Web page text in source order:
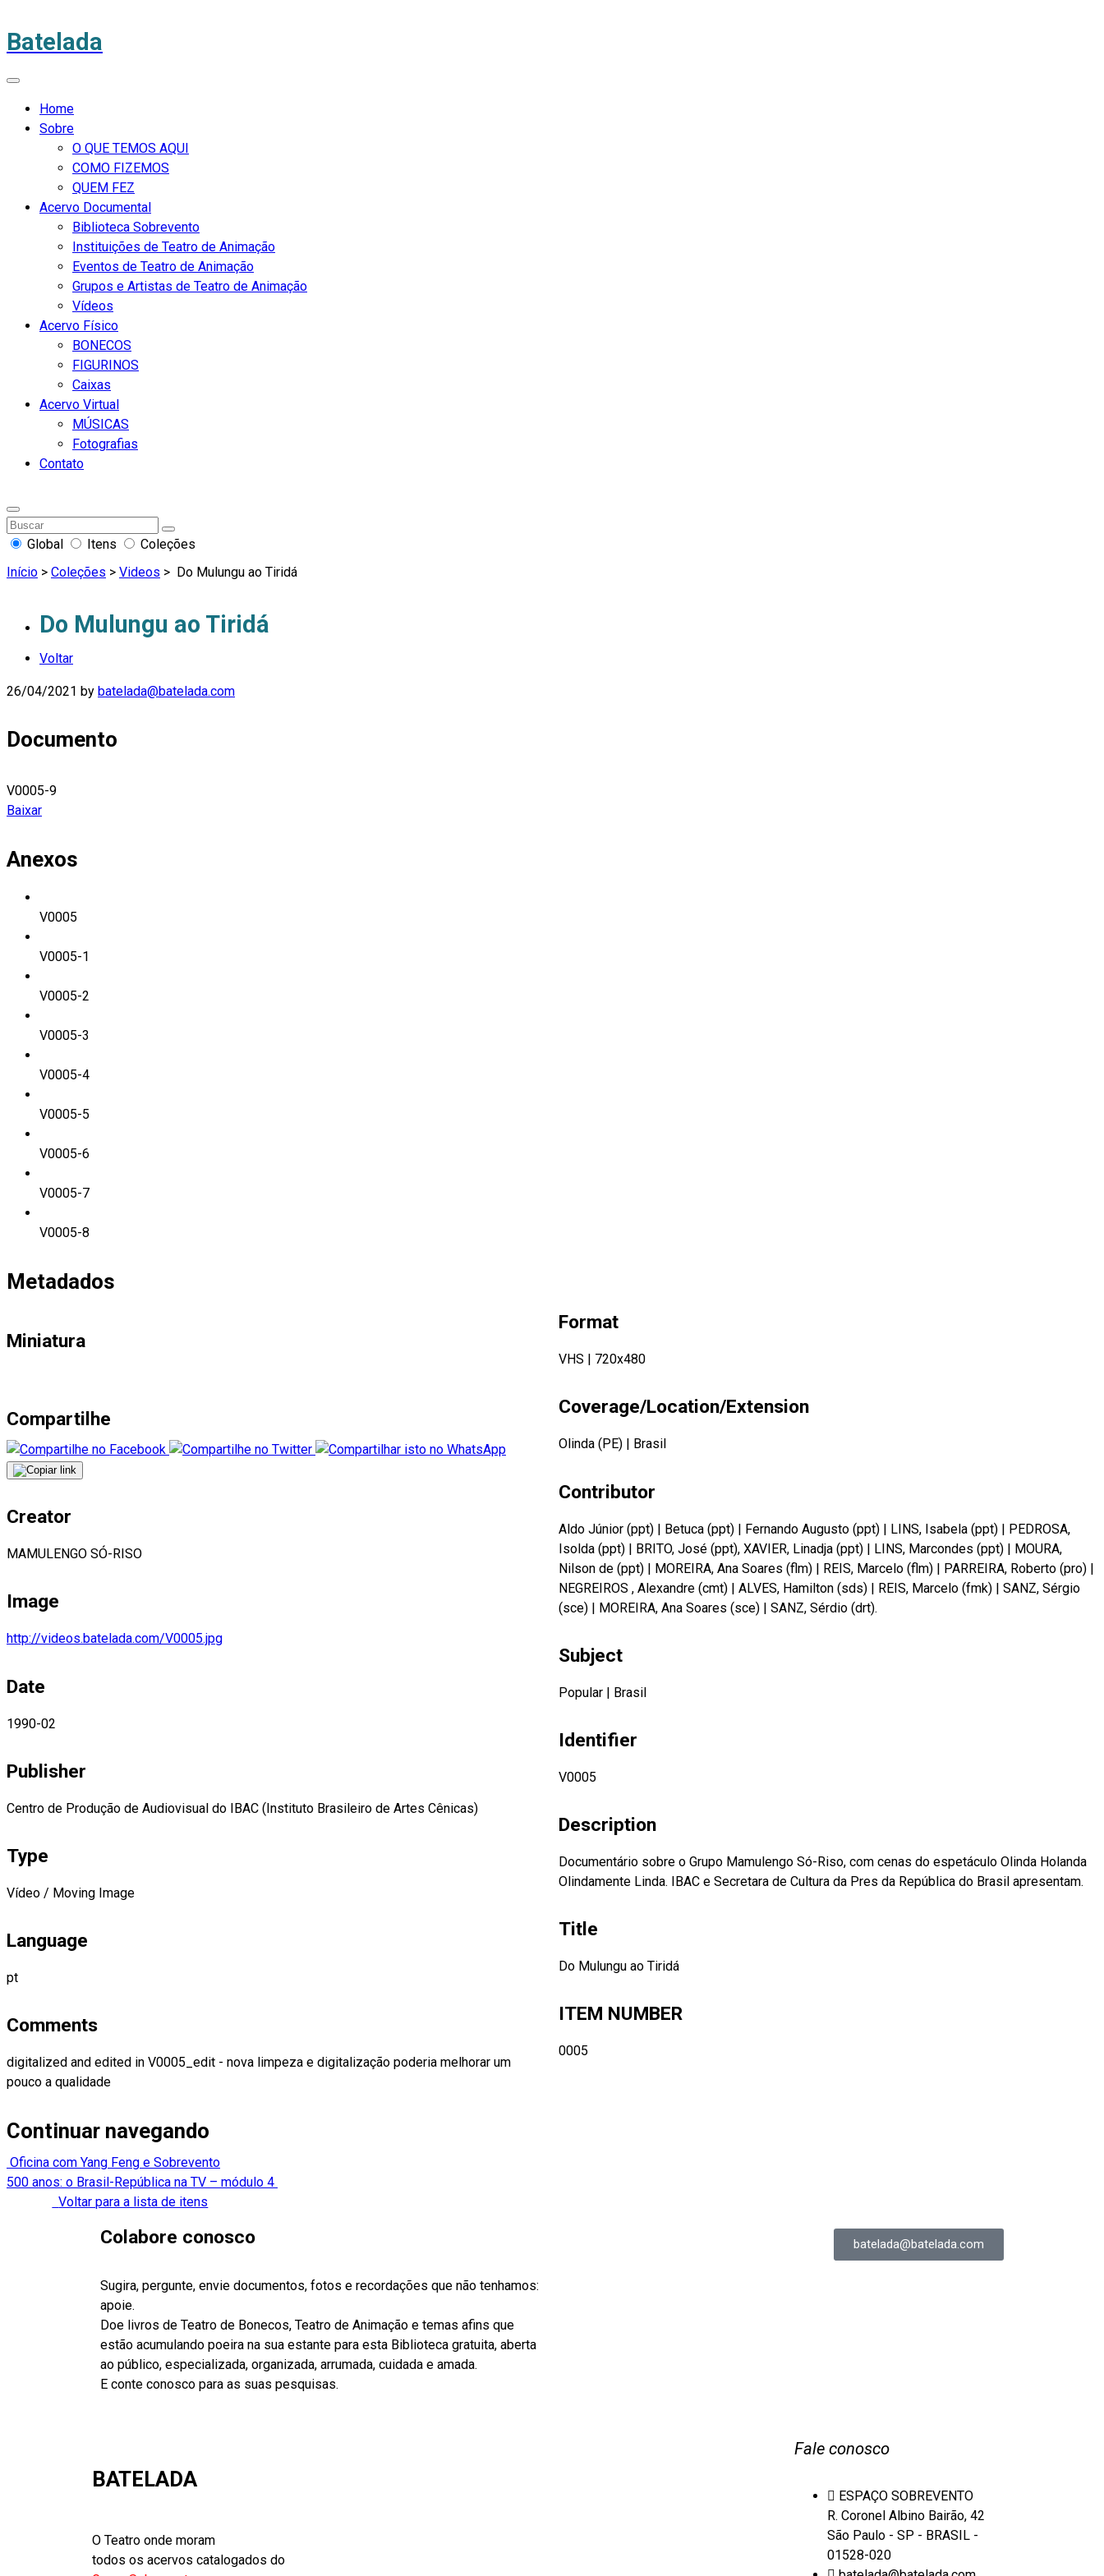
Batelada
Home
Sobre
O QUE TEMOS AQUI
COMO FIZEMOS
QUEM FEZ
Acervo Documental
Biblioteca Sobrevento
Instituições de Teatro de Animação
Eventos de Teatro de Animação
Grupos e Artistas de Teatro de Animação
Vídeos
Acervo Físico
BONECOS
FIGURINOS
Caixas
Acervo Virtual
MÚSICAS
Fotografias
Contato
Global Itens
Coleções
Início > Coleções > Videos > Do Mulungu ao Tiridá
Do Mulungu ao Tiridá
Voltar
26/04/2021 by batelada@batelada.com
Documento
V0005-9
Baixar
Anexos
V0005
V0005-1
V0005-2
V0005-3
V0005-4
V0005-5
V0005-6
V0005-7
V0005-8
Metadados
Miniatura
Compartilhe
Creator
MAMULENGO SÓ-RISO
Image
http://videos.batelada.com/V0005.jpg
Date
1990-02
Publisher
Centro de Produção de Audiovisual do IBAC (Instituto Brasileiro de Artes Cênicas)
Type
Vídeo / Moving Image
Language
pt
Comments
digitalized and edited in V0005_edit - nova limpeza e digitalização poderia melhorar um
pouco a qualidade
Format
VHS 720x480
Coverage/Location/Extension
Olinda (PE) Brasil
Contributor
Aldo Júnior (ppt) | Betuca (ppt) | Fernando Augusto (ppt) | LINS, Isabela (ppt) | PEDROSA,
Isolda (ppt) | BRITO, José (ppt), XAVIER, Linadja (ppt) | LINS, Marcondes (ppt) | MOURA,
Nilson de (ppt) | MOREIRA, Ana Soares (flm) | REIS, Marcelo (flm) | PARREIRA, Roberto (pro) |
NEGREIROS , Alexandre (cmt) | ALVES, Hamilton (sds) | REIS, Marcelo (fmk) | SANZ, Sérgio
(sce) | MOREIRA, Ana Soares (sce) | SANZ, Sérdio (drt).
Subject
Popular | Brasil
Identifier
V0005
Description
Documentário sobre o Grupo Mamulengo Só-Riso, com cenas do espetáculo Olinda Holanda
Olindamente Linda. IBAC e Secretara de Cultura da Pres da República do Brasil apresentam.
Title
Do Mulungu ao Tiridá
ITEM NUMBER
0005
Continuar navegando
Oficina com Yang Feng e Sobrevento
500 anos: o Brasil-República na TV – módulo 4
Voltar para a lista de itens
Colabore conosco
Sugira, pergunte, envie documentos, fotos e recordações que não tenhamos:
apoie.
Doe livros de Teatro de Bonecos, Teatro de Animação e temas afins que
estão acumulando poeira na sua estante para esta Biblioteca gratuita, aberta
ao público, especializada, organizada, arrumada, cuidada e amada.
E conte conosco para as suas pesquisas.
batelada@batelada.com
BATELADA
O Teatro onde moram
todos os acervos catalogados do
Fale conosco
ESPAÇO SOBREVENTO
R. Coronel Albino Bairão, 42
São Paulo - SP - BRASIL -
01528-020